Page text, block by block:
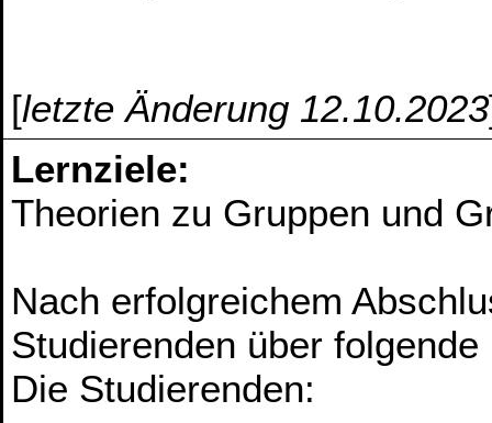
[letzte Änderung 12.10.2023
Lernziele:
Theorien zu Gruppen und
Nach erfolgreichem
Studierenden über
Die Studierenden: